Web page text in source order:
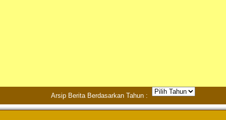
Arsip Berita Berdasarkan Tahun :